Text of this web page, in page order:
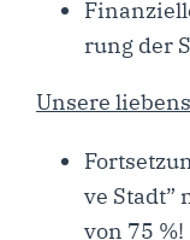
rung der
Unse­re
ve Stadt”
von 75 %!